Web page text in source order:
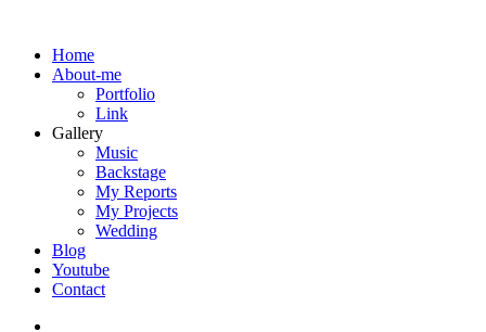
Home
About-me
Portfolio
Link
Gallery
Music
Backstage
My Reports
My Projects
Wedding
Blog
Youtube
Contact